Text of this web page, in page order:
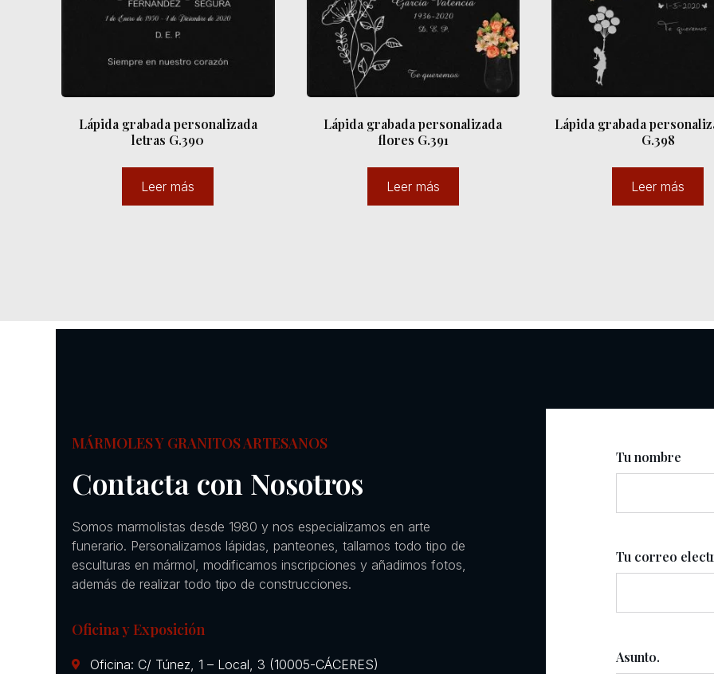
Lápida grabada personalizada
letras G.390
Leer más
Lápida grabada personalizada
flores G.391
Leer más
Lápida grabada
G.398
Leer más
MÁRMOLES Y GRANITOS ARTESANOS
Contacta con Nosotros
Somos marmolistas desde 1980 y nos especializamos en arte
funerario. Personalizamos lápidas, panteones, tallamos todo tipo de
esculturas en mármol, modificamos inscripciones y añadimos fotos,
además de realizar todo tipo de construcciones.
Oficina y Exposición
Oficina: C/ Túnez, 1 – Local, 3 (10005-CÁCERES)
Tu nombre
Tu correo
Asunto.